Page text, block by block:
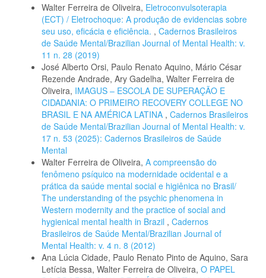
Walter Ferreira de Oliveira, Eletroconvulsoterapia
(ECT) / Eletrochoque: A produção de evidencias sobre
seu uso, eficácia e eficiência. , Cadernos Brasileiros
de Saúde Mental/Brazilian Journal of Mental Health: v.
11 n. 28 (2019)
José Alberto Orsi, Paulo Renato Aquino, Mário César
Rezende Andrade, Ary Gadelha, Walter Ferreira de
Oliveira, IMAGUS – ESCOLA DE SUPERAÇÃO E
CIDADANIA: O PRIMEIRO RECOVERY COLLEGE NO
BRASIL E NA AMÉRICA LATINA , Cadernos Brasileiros
de Saúde Mental/Brazilian Journal of Mental Health: v.
17 n. 53 (2025): Cadernos Brasileiros de Saúde
Mental
Walter Ferreira de Oliveira, A compreensão do
fenômeno psíquico na modernidade ocidental e a
prática da saúde mental social e higiênica no Brasil/
The understanding of the psychic phenomena in
Western modernity and the practice of social and
hygienical mental health in Brazil , Cadernos
Brasileiros de Saúde Mental/Brazilian Journal of
Mental Health: v. 4 n. 8 (2012)
Ana Lúcia Cidade, Paulo Renato Pinto de Aquino, Sara
Letícia Bessa, Walter Ferreira de Oliveira, O PAPEL